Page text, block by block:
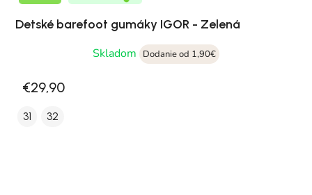
Detské barefoot gumáky IGOR - Zelená
Skladom
Dodanie od 1,90€
€29,90
31 32